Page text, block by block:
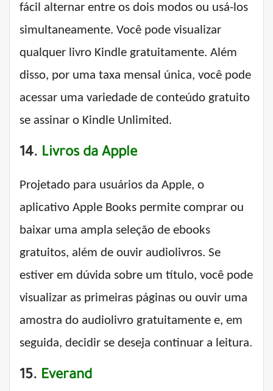
fácil alternar entre os dois modos ou usá-los
simultaneamente. Você pode visualizar
qualquer livro Kindle gratuitamente. Além
disso, por uma taxa mensal única, você pode
acessar uma variedade de conteúdo gratuito
se assinar o Kindle Unlimited.
14. Livros da Apple
Projetado para usuários da Apple, o
aplicativo Apple Books permite comprar ou
baixar uma ampla seleção de ebooks
gratuitos, além de ouvir audiolivros. Se
estiver em dúvida sobre um título, você pode
visualizar as primeiras páginas ou ouvir uma
amostra do audiolivro gratuitamente e, em
seguida, decidir se deseja continuar a leitura.
15. Everand